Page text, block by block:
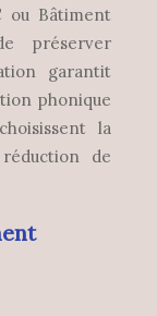
ou Bâtiment
préserver
garantit
phonique
la
de